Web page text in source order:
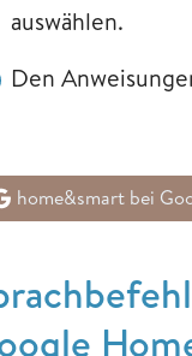
auswählen.
Den
home&smart bei